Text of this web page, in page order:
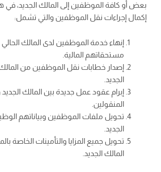
بعض أو كافة الموظفين إلى المالك الجديد، في
إكمال إجراءات نقل الموظفين والتي تشمل:
إنهاء خدمة الموظفين لدى المالك
مستحقاتهم المالية.
إصدار خطابات نقل الموظفين من المالك
الجديد.
إبرام عقود عمل جديدة بين المالك
المنقولين.
تحويل ملفات الموظفين وبياناتهم
الجديد.
تحويل جميع المزايا والتأمينات الخاصة
المالك الجديد.